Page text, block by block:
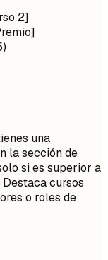
2]
una
la sección de
si es superior a
cursos
o roles de